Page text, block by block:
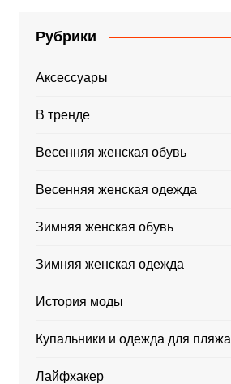
Рубрики
Аксессуары
В тренде
Весенняя женская обувь
Весенняя женская одежда
Зимняя женская обувь
Зимняя женская одежда
История моды
Купальники и одежда для пляжа
Лайфхакер